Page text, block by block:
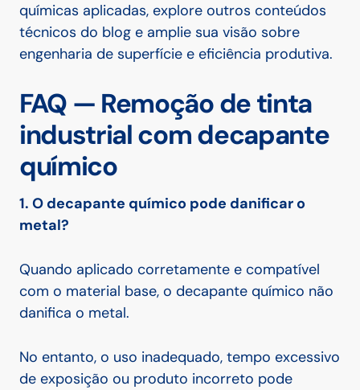
químicas aplicadas, explore outros conteúdos
técnicos do blog e amplie sua visão sobre
engenharia de superfície e eficiência produtiva.
FAQ — Remoção de tinta
industrial com decapante
químico
1. O decapante químico pode danificar o
metal?
Quando aplicado corretamente e compatível
com o material base, o decapante químico não
danifica o metal.
No entanto, o uso inadequado, tempo excessivo
de exposição ou produto incorreto pode